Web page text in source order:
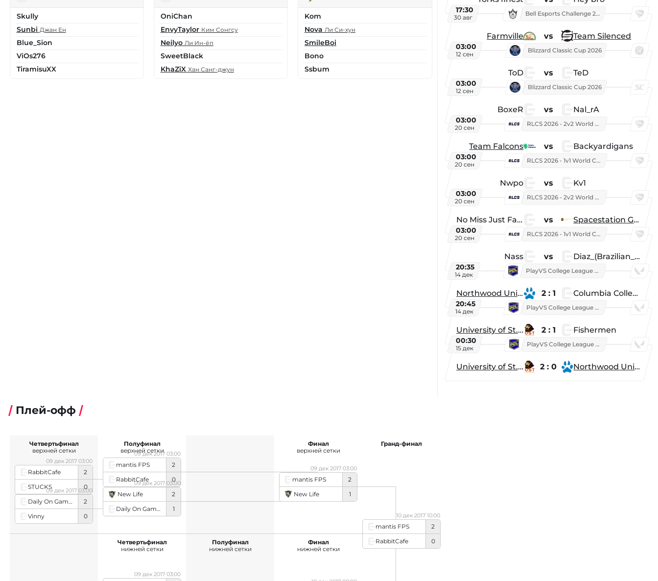
Skully
Sunbi Джан Ен
Blue_Sion
ViOs276
TiramisuXX
OniChan
EnvyTaylor Ким Сонгсу
Neilyo Ли Ин-ёп
SweetBlack
KhaZiX Хан Санг-джун
Kom
Nova Ли Си-хун
SmileBoi
Bono
Ssbum
17:30
30 авг
Bell Esports Challenge 2026
Farmville vs Team Silenced
03:00
12 сен
Blizzard Classic Cup 2026
ToD vs TeD
03:00
12 сен
Blizzard Classic Cup 2026
BoxeR vs Nal_rA
03:00
20 сен
RLCS 2026 - 2v2 World Championship
Team Falcons vs Backyardigans
03:00
20 сен
RLCS 2026 - 1v1 World Championship
Nwpo vs Kv1
03:00
20 сен
RLCS 2026 - 2v2 World Championship
No Miss Just Fake vs Spacestation Gaming
03:00
20 сен
RLCS 2026 - 1v1 World Championship
Nass vs Diaz_(Brazilian_Player)
20:35
14 дек
PlayVS College League 2025: Fall
Northwood University 2 : 1 Columbia College
20:45
14 дек
PlayVS College League 2025: Fall
University of St. Thomas 2 : 1 Fishermen
00:30
15 дек
PlayVS College League 2025: Fall
University of St. Thomas 2 : 0 Northwood University
Плей-офф
RabbitCafe
2
STUCKS
0
09 дек 2017 03:00
Daily On Games
2
Vinny
0
09 дек 2017 03:00
Четвертьфинал
верхней сетки
mantis FPS
2
RabbitCafe
0
09 дек 2017 03:00
New Life
2
Daily On Games
1
09 дек 2017 03:00
Полуфинал
верхней сетки
mantis FPS
2
New Life
1
09 дек 2017 03:00
Финал
верхней сетки
09 дек 2017 03:00
Четвертьфинал
нижней сетки
Полуфинал
нижней сетки
Финал
нижней сетки
mantis FPS
2
RabbitCafe
0
10 дек 2017 10:00
Гранд-финал